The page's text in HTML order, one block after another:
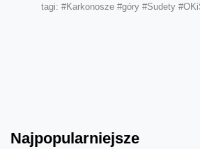
tagi: #Karkonosze #góry #Sudety
Najpopularniejsze